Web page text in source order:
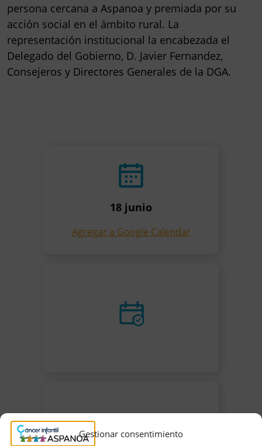
Gestionar consentimiento
persona cercana a Aspanoa y premiada por su
acción social en el ámbito rural. La
representación institucional la encabezada el
Delegado del Gobierno, D. Javier Fernandez,
Consejeros y Directores Generales de la DGA.
18 junio
Agregar a Google Calendar